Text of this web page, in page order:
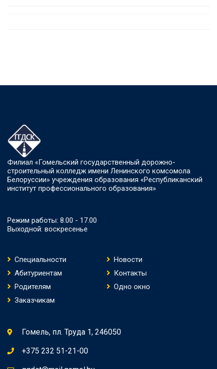
Филиал «Гомельский государственный дорожно-
строительный колледж имени Ленинского комсомола
Белоруссии» учреждения образования «Республиканский
институт профессионального образования»
Режим работы: 8.00 - 17.00
Выходной: воскресенье
Специальности
Новости
Абитуриентам
Контакты
Родителям
Одно окно
Заказчикам
Гомель, пл. Труда 1, 246050
+375 232 51-21-00